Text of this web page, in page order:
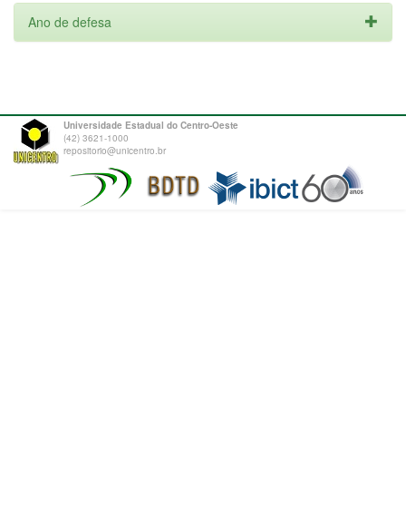
Ano de defesa
Universidade Estadual do Centro-Oeste
(42) 3621-1000
repositorio@unicentro.br